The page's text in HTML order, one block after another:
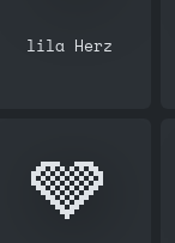
lila Herz
🩶